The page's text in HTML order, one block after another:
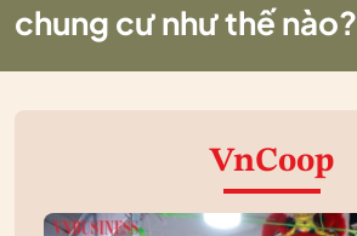
chung cư như thế nào?
VnCoop